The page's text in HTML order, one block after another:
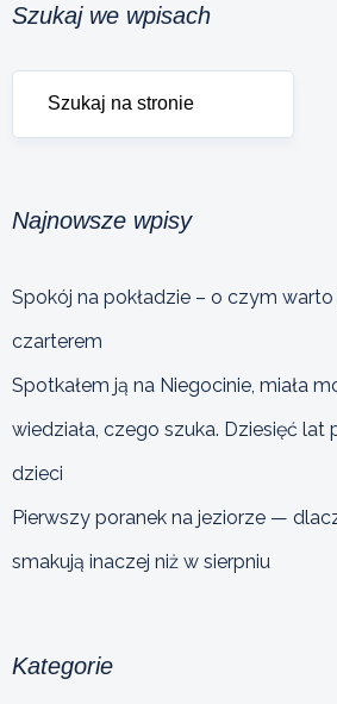
Szukaj we wpisach
Najnowsze wpisy
Spokój na pokładzie – o czym
czarterem
Spotkałem ją na Niegocinie, miała
wiedziała, czego szuka. Dziesięć
dzieci
Pierwszy poranek na jeziorze —
smakują inaczej niż w sierpniu
Kategorie